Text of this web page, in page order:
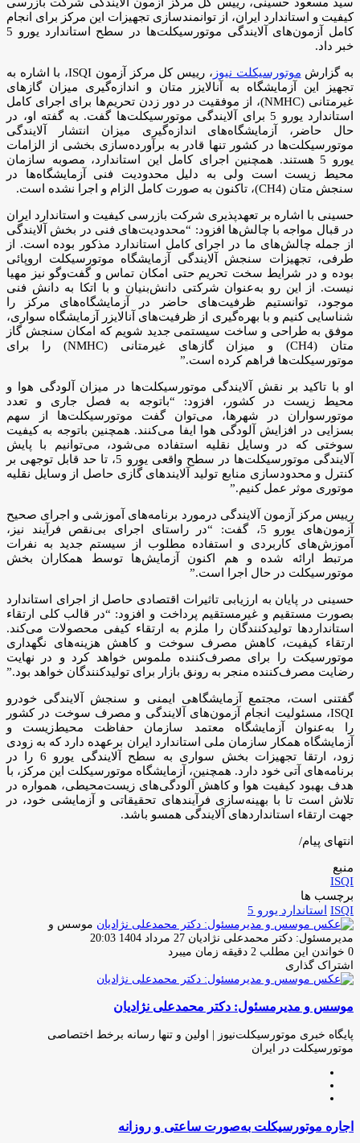
کیفیت و استاندارد ایران، از توانمندسازی تجهیزات این مرکز برای انجام
کامل آزمون‌های آلایندگی موتورسیکلت‌ها در سطح استاندارد یورو 5
خبر داد.
به گزارش موتورسیکلت نیوز
، رییس کل مرکز آزمون ISQI، با اشاره به
تجهیز این آزمایشگاه به آنالایزر متان و اندازه‌گیری میزان گازهای
غیرمتانی (NMHC)، از موفقیت در دور زدن تحریم‌ها برای اجرای کامل
استاندارد یورو 5 برای آلایندگی موتورسیکلت‌ها گفت. به گفته او، در
حال حاضر، آزمایشگاه‌های اندازه‌گیری میزان انتشار آلایندگی
موتورسیکلت‌ها در کشور تنها قادر به برآورده‌سازی بخشی از الزامات
یورو 5 هستند. همچنین اجرای کامل این استاندارد، مصوبه سازمان
محیط زیست است ولی به دلیل محدودیت فنی آزمایشگاه‌ها در
سنجش متان (CH4)، تاکنون به‌ صورت کامل الزام و اجرا نشده است.
حسینی با اشاره بر تعهد‌پذیری شرکت بازرسی کیفیت و استاندارد ایران
در قبال مواجه با چالش‌ها افزود: “محدودیت‌های فنی در بخش آلایندگی
از جمله چالش‌های ما در اجرای کامل استاندارد مذکور بوده است. از
طرفی، تجهیزات سنجش آلایندگی آزمایشگاه موتورسیکلت اروپائی
بوده و در شرایط سخت تحریم حتی امکان تماس و گفت‌وگو نیز مهیا
نیست. از این رو به‌عنوان شرکتی دانش‌بنیان و با اتکا به دانش فنی
موجود، توانستیم ظرفیت‌های حاضر در آزمایشگاه‌های مرکز را
شناسایی کنیم و با بهره‌گیری از ظرفیت‌های آنالایزر آزمایشگاه سواری،
موفق به طراحی و ساخت سیستمی جدید شویم که امکان سنجش گاز
متان (CH4) و میزان گازهای غیرمتانی (NMHC) را برای
موتور‌سیکلت‌ها فراهم کرده است.”
او با تاکید بر نقش آلایندگی موتورسیکلت‌ها در میزان آلودگی هوا و
محیط زیست در کشور، افزود: “باتوجه به فصل جاری و تعدد
موتورسواران در شهر‌ها، می‌توان گفت موتورسیکلت‌ها از سهم
بسزایی در افزایش آلودگی هوا ایفا می‌کنند. همچنین باتوجه به کیفیت
سوختی که در وسایل نقلیه استفاده می‌شود، می‌توانیم با پایش
آلایندگی موتورسیکلت‌ها در سطح واقعی یورو 5، تا حد قابل توجهی بر
کنترل و محدودسازی منابع تولید آلایندهای گازی حاصل از وسایل نقلیه
موتوری موثر عمل کنیم.”
رییس مرکز آزمون آلایندگی درمورد برنامه‌های آموزشی و اجرای صحیح
آزمون‌های یورو 5، گفت: “در راستای اجرای بی‌نقص فرآیند نیز،
آموزش‌های کاربردی و استفاده مطلوب از سیستم جدید به نفرات
مرتبط ارائه شده و هم اکنون آزمایش‌ها توسط همکاران بخش
موتورسیکلت در حال اجرا است.”
حسینی در پایان به ارزیابی تاثیرات اقتصادی حاصل از اجرای استاندارد
بصورت مستقیم و غیر‌مستقیم پرداخت و افزود: “در قالب کلی ارتقاء
استانداردها تولیدکنندگان را ملزم به ارتقاء کیفی محصولات می‌کند.
ارتقاء کیفیت، کاهش مصرف سوخت و کاهش هزینه‌های نگهداری
موتورسیکت را برای مصرف‌کننده ملموس خواهد کرد و در نهایت
رضایت مصرف‌کننده منجر به رونق بازار برای تولیدکنندگان خواهد بود.”
گفتنی است، مجتمع آزمایشگاهی ایمنی و سنجش آلایندگی خودرو
ISQI، مسئولیت انجام آزمون‌های آلایندگی و مصرف سوخت در کشور
را به‌عنوان آزمایشگاه معتمد سازمان حفاظت محیط‌زیست و
آزمایشگاه همکار سازمان ملی استاندارد ایران برعهده دارد که به زودی
زود، ارتقا تجهیزات بخش سواری به سطح آلایندگی یورو 6 را در
برنامه‌های آتی خود دارد. همچنین، آزمایشگاه موتورسیکلت این مرکز، با
هدف بهبود کیفیت هوا و کاهش آلودگی‌های زیست‌محیطی، همواره در
تلاش است تا با بهینه‌سازی فرآیندهای تحقیقاتی و آزمایشی خود، در
جهت ارتقاء استانداردهای آلایندگی همسو باشد.
انتهای پیام/
منبع
ISQI
برچسب ها
ISQI استاندارد یورو 5
موسس و
مدیرمسئول: دکتر محمدعلی نژادیان ارسال
ایمیل
27 مرداد 1404 20:03
0 خواندن این مطلب 2 دقیقه زمان میبرد
اشتراک گذاری
فیس
توئیتر
لینکدین
واتس
تلگرام
اشتراک
از
ایمیل
چاپ
موسس و مدیرمسئول: دکتر محمدعلی نژادیان
پایگاه خبری موتورسیکلت‌نیوز | اولین و تنها رسانه برخط اختصاصی
موتورسیکلت در ایران
اجاره
موتورسیکلت
اجاره موتورسیکلت به‌صورت ساعتی و روزانه